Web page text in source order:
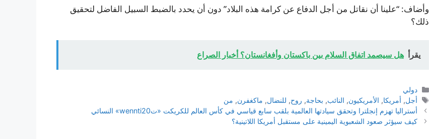
وأضاف: “علينا أن نقاتل من أجل الدفاع عن كرامة هذه البلاد” دون أن يحدد بالضبط السبيل الفاضل لتحقيق
ذلك؟
يقرأ هل سيصمد اتفاق السلام بين باكستان وأفغانستان؟ أخبار الصراع
التصنيفات
دولي
الوسوم
أجل, أمريكا, الأمريكيون, النائب, بحاجة, روح, للنضال, ماكغفرن, من
أستراليا تهزم إنجلترا وتحقق سيادتها العالمية بلقب سابع قياسي في كأس العالم للكريكت «تwennti20» النسائي
كيف سيؤثر صعود الشعبوية اليمينية على مستقبل أمريكا اللاتينية؟